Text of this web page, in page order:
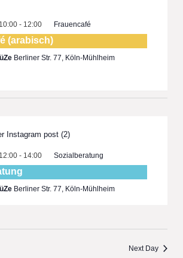
- 12:00 Frauencafé
(arabisch)
Berliner Str. 77, Köln-Mühlheim
- 14:00 Sozialberatung
Berliner Str. 77, Köln-Mühlheim
Next Day